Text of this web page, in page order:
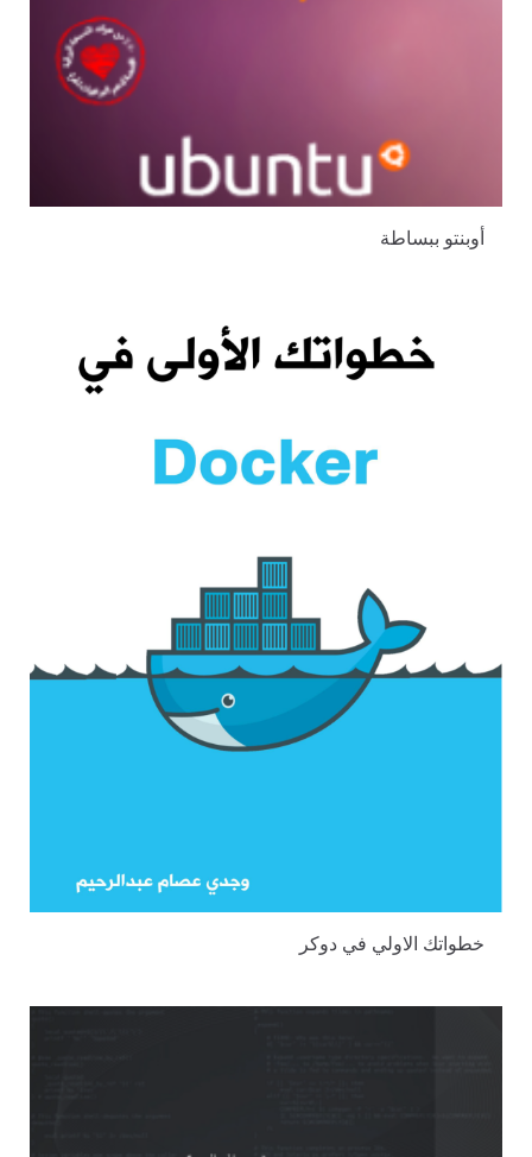
أوبنتو ببساطة
خطواتك الاولي في دوكر